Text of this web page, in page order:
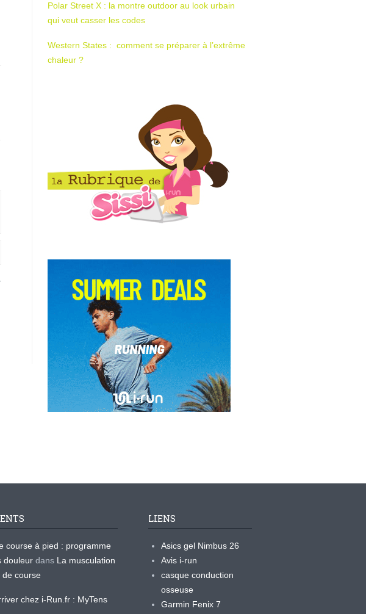
Polar Street X : la montre outdoor au look urbain
qui veut casser les codes
Western States : comment se préparer à l’extrême
chaleur ?
course à pied : programme
douleur dans La musculation
de course
chez i-Run.fr : MyTens
LIENS
Asics gel Nimbus 26
Avis i-run
casque conduction
osseuse
Garmin Fenix 7